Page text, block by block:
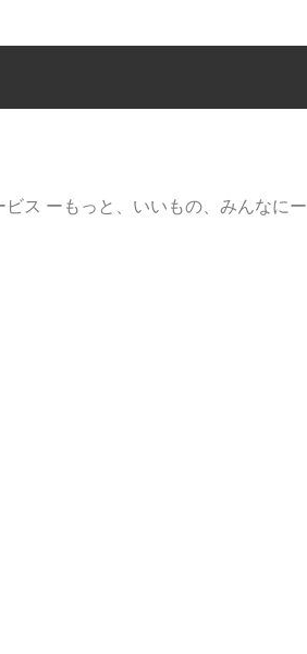
ス ーもっと、いいもの、みんなにー